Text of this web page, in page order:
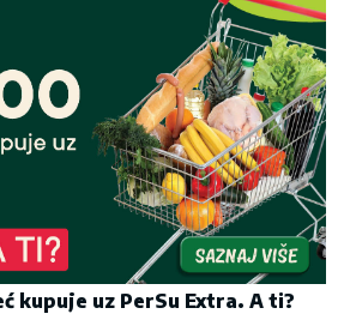
kupuje uz PerSu Extra. A ti?